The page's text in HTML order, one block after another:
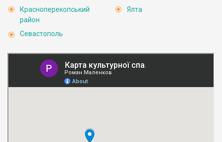
Красноперекопський
район
Севастополь
Ялта